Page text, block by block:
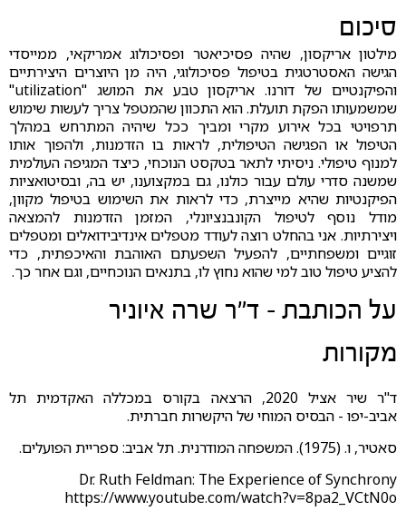
סיכום
מילטון אריקסון, שהיה פסיכיאטר ופסיכולוג אמריקאי, ממייסדי
הגישה האסטרטגית בטיפול פסיכולוגי, היה מן היוצרים היצירתיים
והפיקנטיים של דורנו. אריקסון טבע את המושג "utilization"
שמשמעותו הפקת תועלת. הוא התכוון שהמטפל צריך לעשות שימוש
תרפויטי בכל אירוע מקרי ומביך ככל שיהיה המתרחש במהלך
הטיפול או הפגישה הטיפולית, לראות בו הזדמנות, ולהפוך אותו
למנוף טיפולי. ניסיתי לתאר בטקסט הנוכחי, כיצד המגיפה העולמית
שמשנה סדרי עולם עבור כולנו, גם במקצוענו, יש בה, ובסיטואציות
הפיקנטיות שהיא מייצרת, כדי לראות את השימוש בטיפול מקוון,
מודל נוסף לטיפול הקונבנציונלי, המזמן הזדמנות להמצאה
ויצירתיות. אני בהחלט רוצה לעודד מטפלים אינדיבידואלים ומטפלים
זוגיים ומשפחתיים, להפעיל השפעתם האוהבת והאיכפתית, כדי
להציע טיפול טוב למי שהוא נחוץ לו, בתנאים הנוכחיים, וגם אחר כך.
על הכותבת - ד"ר שרה איוניר
מקורות
ד"ר שיר אציל 2020, הרצאה בקורס במכללה האקדמית תל
אביב-יפו - הבסיס המוחי של היקשרות חברתית.
סאטיר, ו. (1975). המשפחה המודרנית. תל אביב: ספריית הפועלים.
Dr. Ruth Feldman: The Experience of Synchrony
https://www.youtube.com/watch?v=8pa2_VCtN0o